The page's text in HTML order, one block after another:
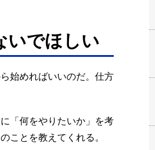
いでほしい
始めればいいのだ。仕方
「何をやりたいか」を考
ことを教えてくれる。